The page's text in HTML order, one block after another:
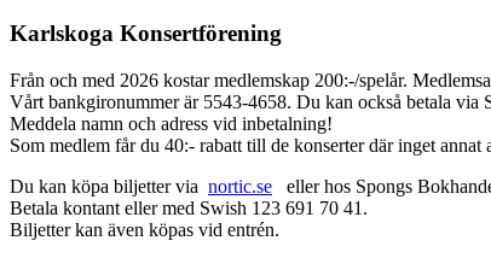
Karlskoga Konsertförening
Från och med 2026 kostar medlemskap 200:-/spelår.
Vårt bankgironummer är 5543-4658. Du kan också betala via
Meddela namn och adress vid inbetalning!
Som medlem får du 40:- rabatt till de konserter där inget annat
Du kan köpa biljetter via nortic.se eller hos Spongs
Betala kontant eller med Swish 123 691 70 41.
Biljetter kan även köpas vid entrén.